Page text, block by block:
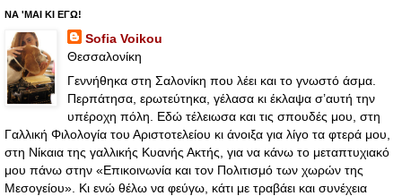
ΝΑ 'ΜΑΙ ΚΙ ΕΓΩ!
Sofia Voikou
Θεσσαλονίκη
Γεννήθηκα στη Σαλονίκη που λέει και το γνωστό άσμα.
Περπάτησα, ερωτεύτηκα, γέλασα κι έκλαψα σ’αυτή την
υπέροχη πόλη. Εδώ τέλειωσα και τις σπουδές μου, στη
Γαλλική Φιλολογία του Αριστοτελείου κι άνοιξα για λίγο τα φτερά μου,
στη Νίκαια της γαλλικής Κυανής Ακτής, για να κάνω το μεταπτυχιακό
μου πάνω στην «Επικοινωνία και τον Πολιτισμό των χωρών της
Μεσογείου». Κι ενώ θέλω να φεύγω, κάτι με τραβάει και συνέχεια